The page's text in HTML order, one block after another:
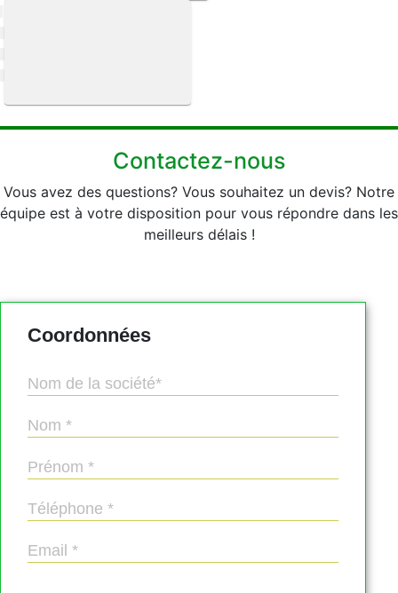
Contactez-nous
Vous avez des questions? Vous souhaitez un devis? Notre
équipe est à votre disposition pour vous répondre dans les
meilleurs délais !
Coordonnées